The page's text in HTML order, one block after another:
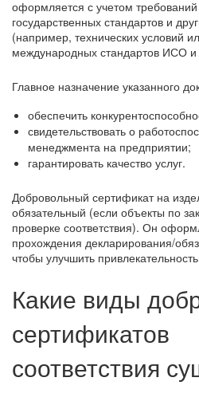
оформляется с учетом
государственных стандартов и
(например, технических условий
международных стандартов ИСО и
Главное назначение указанного
обеспечить
свидетельствовать о
менеджмента на предприятии;
гарантировать качество услуг.
Добровольный сертификат на
обязательный (если объекты по
проверке соответствия). Он
прохождения декларирования/
чтобы улучшить
Какие виды
сертификатов
соответствия